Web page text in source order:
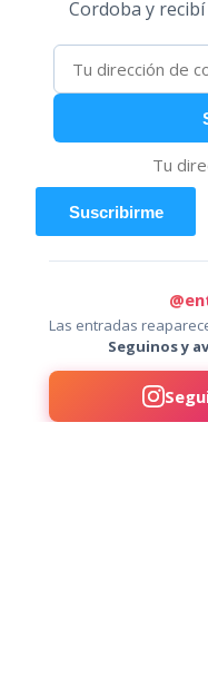
Cordoba y
Suscribirme
Las entradas
Seguinos y